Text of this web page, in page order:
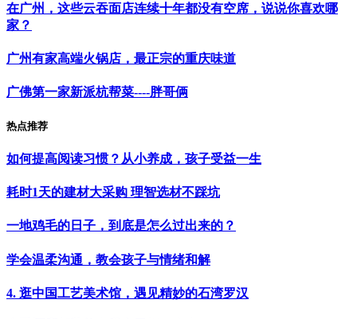
在广州，这些云吞面店连续十年都没有空席，说说你喜欢哪
家？
广州有家高端火锅店，最正宗的重庆味道
广佛第一家新派杭帮菜----胖哥俩
热点推荐
如何提高阅读习惯？从小养成，孩子受益一生
耗时1天的建材大采购 理智选材不踩坑
一地鸡毛的日子，到底是怎么过出来的？
学会温柔沟通，教会孩子与情绪和解
4. 逛中国工艺美术馆，遇见精妙的石湾罗汉